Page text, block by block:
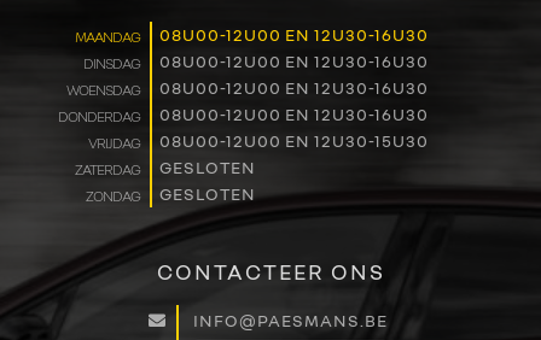
WERKEN BIJ
CONTACT
MAANDAG 08U00-12U00 EN 12U30-16U30
DINSDAG 08U00-12U00 EN 12U30-16U30
WOENSDAG 08U00-12U00 EN 12U30-16U30
DONDERDAG 08U00-12U00 EN 12U30-16U30
VRIJDAG 08U00-12U00 EN 12U30-15U30
ZATERDAG GESLOTEN
ZONDAG GESLOTEN
CONTACTEER ONS
INFO@PAESMANS.BE